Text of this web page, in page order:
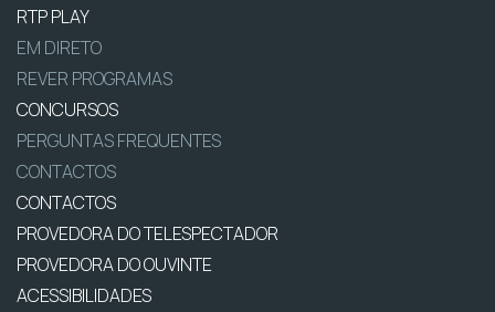
RTP PLAY
EM DIRETO
REVER PROGRAMAS
CONCURSOS
PERGUNTAS FREQUENTES
CONTACTOS
CONTACTOS
PROVEDORA DO TELESPECTADOR
PROVEDORA DO OUVINTE
ACESSIBILIDADES